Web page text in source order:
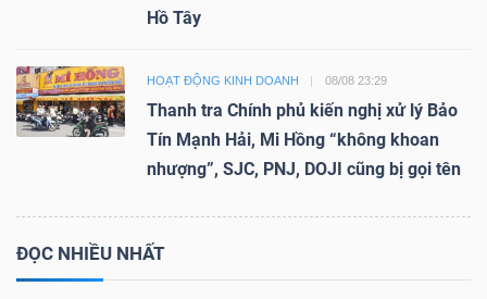
Hồ Tây
HOẠT ĐỘNG KINH DOANH 08/08 23:29
Thanh tra Chính phủ kiến nghị xử lý Bảo
Tín Mạnh Hải, Mi Hồng “không khoan
nhượng”, SJC, PNJ, DOJI cũng bị gọi tên
ĐỌC NHIỀU NHẤT